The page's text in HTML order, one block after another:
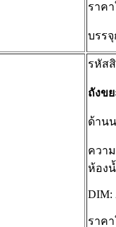
ราค
บรรจุ
รหัส
ถังข
ด้าน
ควา
ห้อง
DIM:
ราค